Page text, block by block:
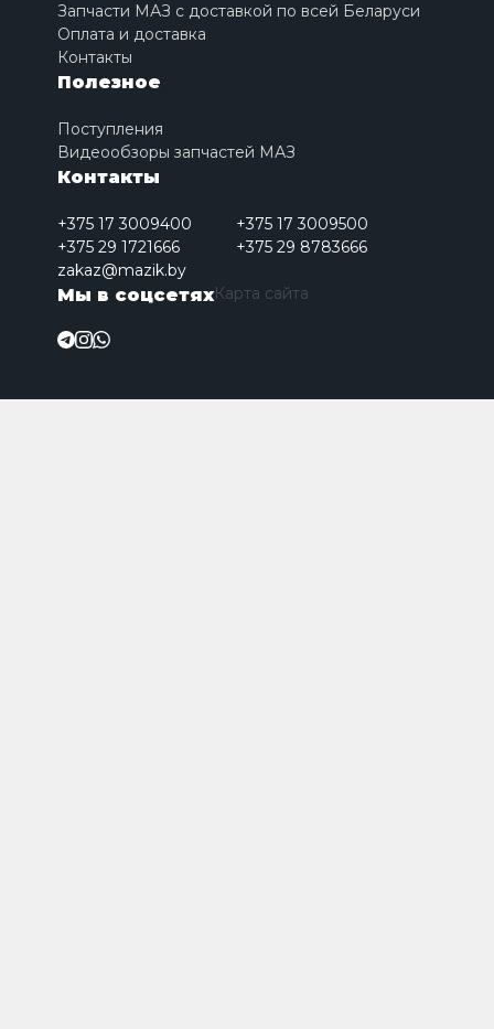
Запчасти МАЗ с доставкой по всей Беларуси
Оплата и доставка
Контакты
Полезное
Поступления
Видеообзоры запчастей МАЗ
Контакты
+375 17 3009400
+375 17 3009500
+375 29 1721666
+375 29 8783666
zakaz@mazik.by
Мы в соцсетяхКарта сайта